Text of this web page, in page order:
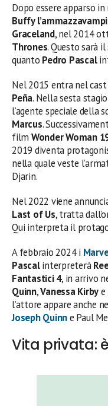
Dopo essere apparso
Buffy
Graceland, nel 2014
Thrones. Questo sarà
quanto Pedro Pascal
Nel 2015 entra nel cast
Peña. Nella sesta
l’agente speciale della
Marcus.
film Wonder Woman
2019 diventa
nella quale veste
Djarin.
Nel 2022 viene
Last of Us, tratta
Qui interpreta il
A febbraio 2024 i
Pascalinterpreterà
Fantastici 4, in arrivo
Quinn,Vanessa Kirbye
l’attore appare anche
Joseph Quinne Paul
Vita privata: